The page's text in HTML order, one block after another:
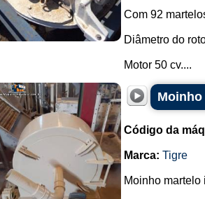
Com 92
Diâmetro do
Motor 50 cv....
Código da
Marca: Tigre
Moinho martelo